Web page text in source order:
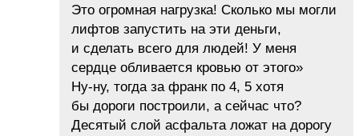
Это огромная нагрузка! Сколько мы могли
лифтов запустить на эти деньги,
и сделать всего для людей! У меня
сердце обливается кровью от этого»
Ну-ну, тогда за франк по 4, 5 хотя
бы дороги построили, а сейчас что?
Десятый слой асфальта ложат на дорогу